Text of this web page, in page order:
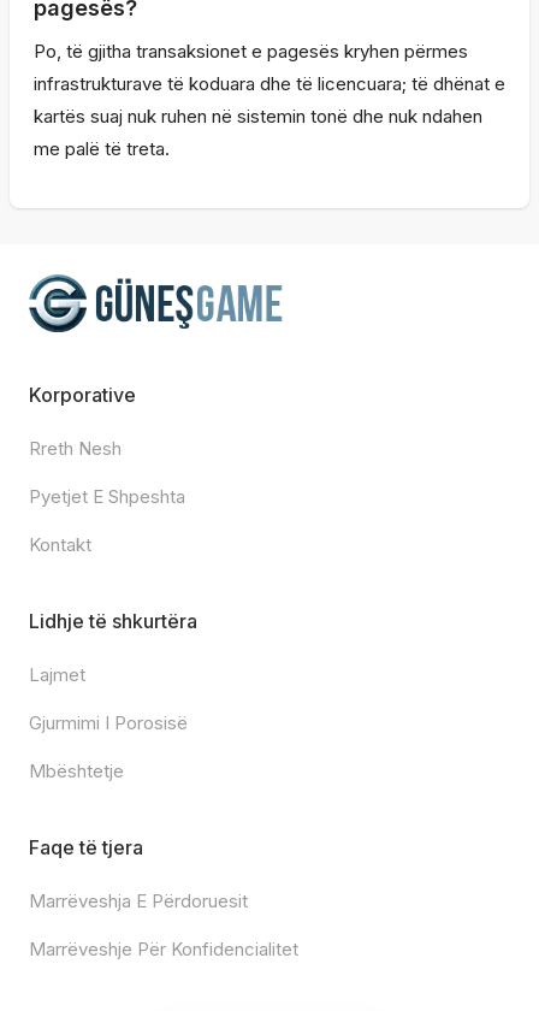
pagesës?
Po, të gjitha transaksionet e pagesës kryhen përmes
infrastrukturave të koduara dhe të licencuara; të dhënat e
kartës suaj nuk ruhen në sistemin tonë dhe nuk ndahen
me palë të treta.
Korporative
Rreth Nesh
Pyetjet E Shpeshta
Kontakt
Lidhje të shkurtëra
Lajmet
Gjurmimi I Porosisë
Mbështetje
Faqe të tjera
Marrëveshja E Përdoruesit
Marrëveshje Për Konfidencialitet